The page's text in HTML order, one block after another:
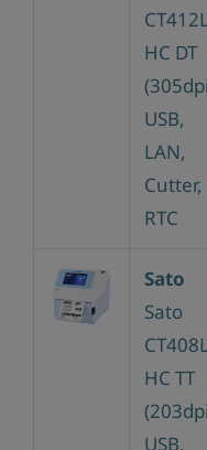
HC DT
USB,
LAN,
Cutter,
RTC
Sato
Sato
HC TT
USB,